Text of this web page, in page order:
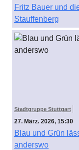
Fritz Bauer und
Stauffenberg
Stadtgruppe Stuttgart
27. März. 2026, 15:30
Blau und Grün
anderswo